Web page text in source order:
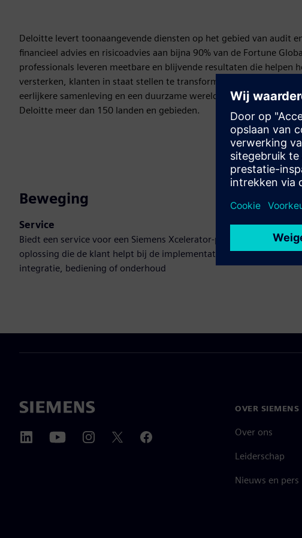
Deloitte levert toonaangevende diensten op het gebied van audit
financieel advies en risicoadvies aan bijna 90% van de Fortune
professionals leveren meetbare en blijvende resultaten die
versterken, klanten in staat stellen te transformeren en te floreren,
eerlijkere samenleving en een duurzame wereld. Voortbouwend op
Deloitte meer dan 150 landen en gebieden.
Beweging
Service
Biedt een service voor een Siemens Xcelerator-product/-
oplossing die de klant helpt bij de implementatie,
integratie, bediening of onderhoud
OVER SIEMENS
Over ons
Leiderschap
Nieuws en pers